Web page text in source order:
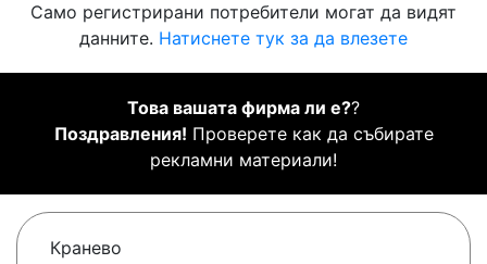
Само регистрирани потребители могат да видят
данните. Натиснете тук за да влезете
Това вашата фирма ли е??
Поздравления! Проверете как да събирате
рекламни материали!
Кранево